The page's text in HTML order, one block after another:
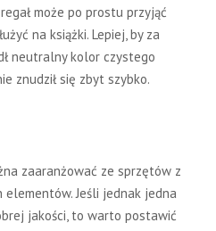
może po prostu przyjąć
na książki. Lepiej, by za
neutralny kolor czystego
znudził się zbyt szybko.
zaaranżować ze sprzętów z
Jeśli jednak jedna
jakości, to warto postawić